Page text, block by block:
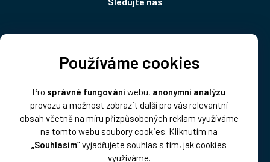
Používáme cookies
Pro správné fungováníwebu, anonymní analýzu
provozu a možnost zobrazit další pro vás relevantní
obsah včetně na míru přizpůsobených reklam využíváme
na tomto webu soubory cookies. Kliknutím na
„Souhlasím“vyjadřujete souhlas s tím, jak cookies
využíváme.
Platba: